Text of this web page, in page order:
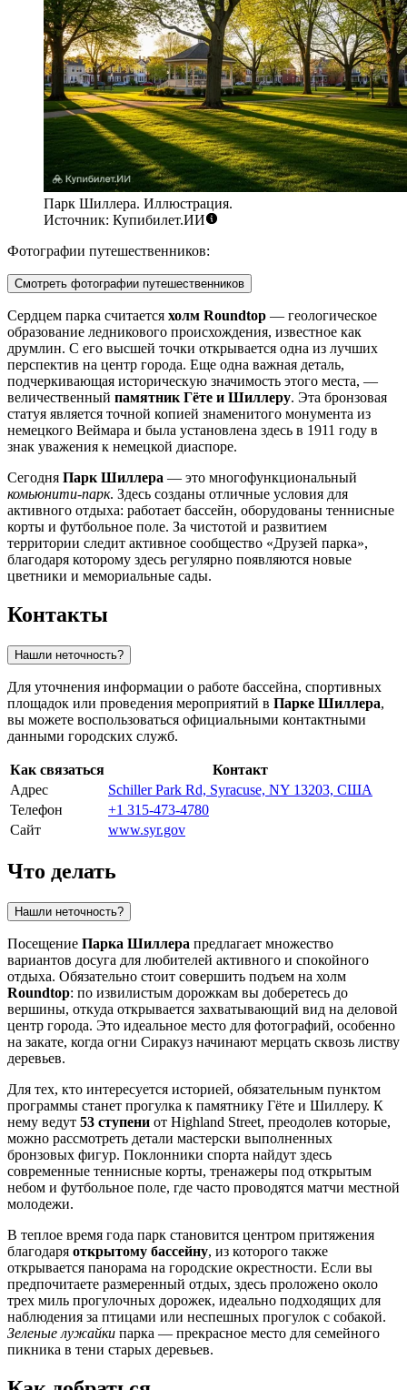
Парк Шиллера. Иллюстрация.
Источник: Купибилет.ИИ
Фотографии путешественников:
Смотреть фотографии путешественников
Сердцем парка считается холм Roundtop — геологическое
образование ледникового происхождения, известное как
друмлин. С его высшей точки открывается одна из лучших
перспектив на центр города. Еще одна важная деталь,
подчеркивающая историческую значимость этого места, —
величественный памятник Гёте и Шиллеру. Эта бронзовая
статуя является точной копией знаменитого монумента из
немецкого Веймара и была установлена здесь в 1911 году в
знак уважения к немецкой диаспоре.
Сегодня Парк Шиллера — это многофункциональный
комьюнити-парк. Здесь созданы отличные условия для
активного отдыха: работает бассейн, оборудованы теннисные
корты и футбольное поле. За чистотой и развитием
территории следит активное сообщество «Друзей парка»,
благодаря которому здесь регулярно появляются новые
цветники и мемориальные сады.
Контакты
Нашли неточность?
Для уточнения информации о работе бассейна, спортивных
площадок или проведения мероприятий в Парке Шиллера,
вы можете воспользоваться официальными контактными
данными городских служб.
Как связаться
Контакт
Адрес
Schiller Park Rd, Syracuse, NY 13203, США
Телефон
+1 315-473-4780
Сайт
www.syr.gov
Что делать
Нашли неточность?
Посещение Парка Шиллера предлагает множество
вариантов досуга для любителей активного и спокойного
отдыха. Обязательно стоит совершить подъем на холм
Roundtop: по извилистым дорожкам вы доберетесь до
вершины, откуда открывается захватывающий вид на деловой
центр города. Это идеальное место для фотографий, особенно
на закате, когда огни Сиракуз начинают мерцать сквозь листву
деревьев.
Для тех, кто интересуется историей, обязательным пунктом
программы станет прогулка к памятнику Гёте и Шиллеру. К
нему ведут 53 ступени от Highland Street, преодолев которые,
можно рассмотреть детали мастерски выполненных
бронзовых фигур. Поклонники спорта найдут здесь
современные теннисные корты, тренажеры под открытым
небом и футбольное поле, где часто проводятся матчи местной
молодежи.
В теплое время года парк становится центром притяжения
благодаря открытому бассейну, из которого также
открывается панорама на городские окрестности. Если вы
предпочитаете размеренный отдых, здесь проложено около
трех миль прогулочных дорожек, идеально подходящих для
наблюдения за птицами или неспешных прогулок с собакой.
Зеленые лужайки парка — прекрасное место для семейного
пикника в тени старых деревьев.